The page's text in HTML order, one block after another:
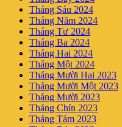
Tháng Sáu 2024
Tháng Năm 2024
Tháng Tư 2024
Tháng Ba 2024
Tháng Hai 2024
Tháng Một 2024
Tháng Mười Hai 2023
Tháng Mười Một 2023
Tháng Mười 2023
Tháng Chín 2023
Tháng Tám 2023